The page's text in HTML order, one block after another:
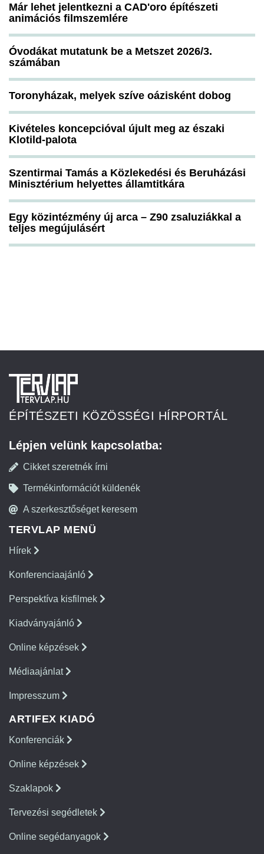
Már lehet jelentkezni a CAD'oro építészeti
animációs filmszemlére
Óvodákat mutatunk be a Metszet 2026/3.
számában
Toronyházak, melyek szíve oázisként dobog
Kivételes koncepcióval újult meg az északi
Klotild-palota
Szentirmai Tamás a Közlekedési és Beruházási
Minisztérium helyettes államtitkára
Egy közintézmény új arca – Z90 zsaluziákkal a
teljes megújulásért
ÉPÍTÉSZETI KÖZÖSSÉGI HÍRPORTÁL
Lépjen velünk kapcsolatba:
Cikket szeretnék írni
Termékinformációt küldenék
A szerkesztőséget keresem
TERVLAP MENÜ
Hírek
Konferenciaajánló
Perspektíva kisfilmek
Kiadványajánló
Online képzések
Médiaajánlat
Impresszum
ARTIFEX KIADÓ
Konferenciák
Online képzések
Szaklapok
Tervezési segédletek
Online segédanyagok